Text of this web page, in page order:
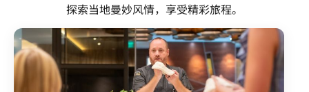
探索当地曼妙风情，享受精彩旅程。